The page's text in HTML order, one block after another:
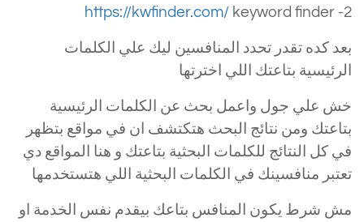
2-
https://kwfinder.com/ keyword finder
بعد كده تقدر تحدد المنافسين ليك علي الكلمات
الرئيسية بتاعتك اللي اخترتها
خش علي جول واعمل بحث عن الكلمات الرئيسية
بتاعتك ومن نتائج البحث هتكتشف ان في مواقع بتظهر
في كل النتائج للكلمات البحثية بتاعتك و هنا المواقع دي
تعتبر منافسينك في الكلمات البحثية اللي هتستخدمها
مش شرط يكون المنافس بتاعك بيقدم نفس الخدمة او